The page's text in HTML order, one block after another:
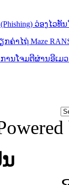
ວ່ອງໄວທັ
າໄຖ່ Maze
ການ​ໂຈມ​ຕີ​ຜ່ານ​ອີ​ເ